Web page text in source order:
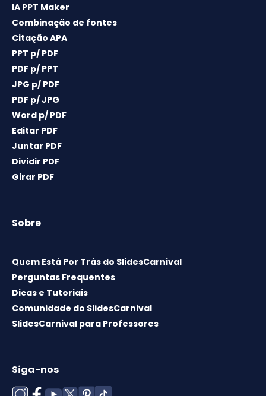
IA PPT Maker
Combinação de fontes
Citação APA
PPT p/ PDF
PDF p/ PPT
JPG p/ PDF
PDF p/ JPG
Word p/ PDF
Editar PDF
Juntar PDF
Dividir PDF
Girar PDF
Sobre
Quem Está Por Trás do SlidesCarnival
Perguntas Frequentes
Dicas e Tutoriais
Comunidade do SlidesCarnival
SlidesCarnival para Professores
Siga-nos